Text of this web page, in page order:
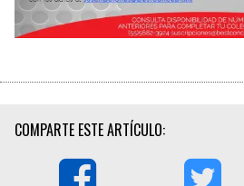
COMPARTE ESTE ARTÍCULO: